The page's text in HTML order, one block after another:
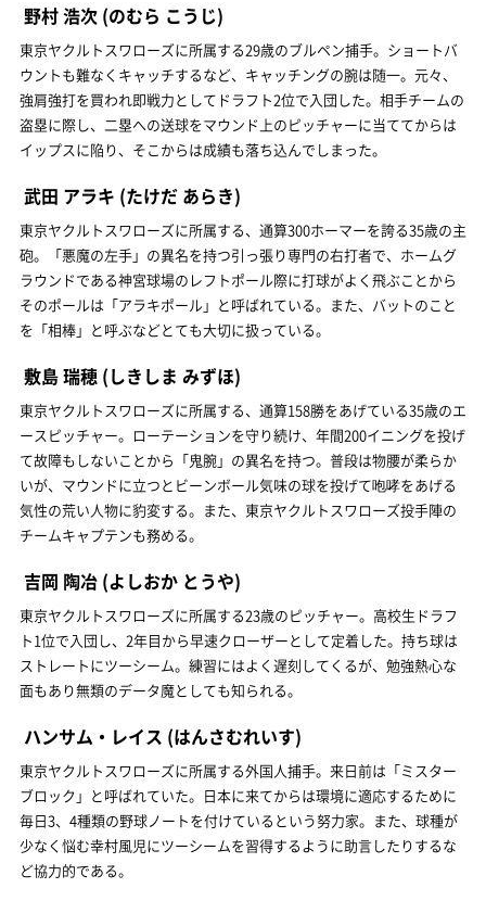
野村 浩次 (のむら こうじ)
東京ヤクルトスワローズに所属する29歳のブルペン捕手。ショートバ
ウントも難なくキャッチするなど、キャッチングの腕は随一。元々、
強肩強打を買われ即戦力としてドラフト2位で入団した。相手チームの
盗塁に際し、二塁への送球をマウンド上のピッチャーに当ててからは
イップスに陥り、そこからは成績も落ち込んでしまった。
武田 アラキ (たけだ あらき)
東京ヤクルトスワローズに所属する、通算300ホーマーを誇る35歳の主
砲。「悪魔の左手」の異名を持つ引っ張り専門の右打者で、ホームグ
ラウンドである神宮球場のレフトポール際に打球がよく飛ぶことから
そのポールは「アラキポール」と呼ばれている。また、バットのこと
を「相棒」と呼ぶなどとても大切に扱っている。
敷島 瑞穂 (しきしま みずほ)
東京ヤクルトスワローズに所属する、通算158勝をあげている35歳のエ
ースピッチャー。ローテーションを守り続け、年間200イニングを投げ
て故障もしないことから「鬼腕」の異名を持つ。普段は物腰が柔らか
いが、マウンドに立つとビーンボール気味の球を投げて咆哮をあげる
気性の荒い人物に豹変する。また、東京ヤクルトスワローズ投手陣の
チームキャプテンも務める。
吉岡 陶冶 (よしおか とうや)
東京ヤクルトスワローズに所属する23歳のピッチャー。高校生ドラフ
ト1位で入団し、2年目から早速クローザーとして定着した。持ち球は
ストレートにツーシーム。練習にはよく遅刻してくるが、勉強熱心な
面もあり無類のデータ魔としても知られる。
ハンサム・レイス (はんさむれいす)
東京ヤクルトスワローズに所属する外国人捕手。来日前は「ミスター
ブロック」と呼ばれていた。日本に来てからは環境に適応するために
毎日3、4種類の野球ノートを付けているという努力家。また、球種が
少なく悩む幸村風児にツーシームを習得するように助言したりするな
ど協力的である。